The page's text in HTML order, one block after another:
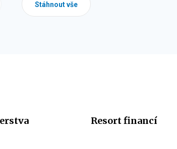
Stáhnout vše
Resort financí